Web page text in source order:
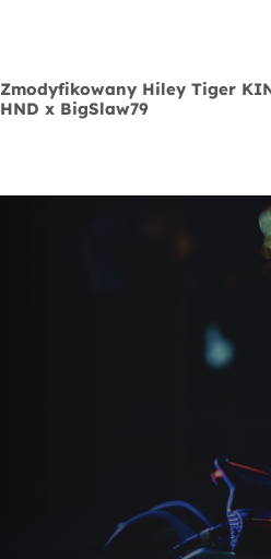
Zmodyfikowany Hiley Tiger
HND x BigSlaw79